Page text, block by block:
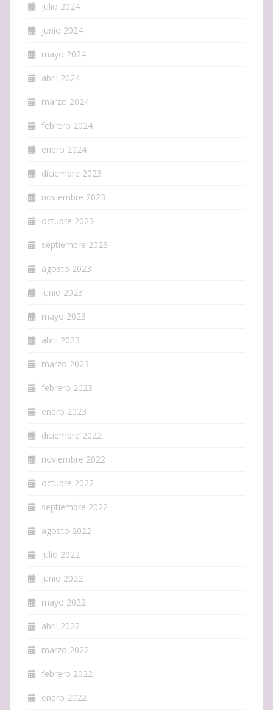
julio 2024
junio 2024
mayo 2024
abril 2024
marzo 2024
febrero 2024
enero 2024
diciembre 2023
noviembre 2023
octubre 2023
septiembre 2023
agosto 2023
junio 2023
mayo 2023
abril 2023
marzo 2023
febrero 2023
enero 2023
diciembre 2022
noviembre 2022
octubre 2022
septiembre 2022
agosto 2022
julio 2022
junio 2022
mayo 2022
abril 2022
marzo 2022
febrero 2022
enero 2022